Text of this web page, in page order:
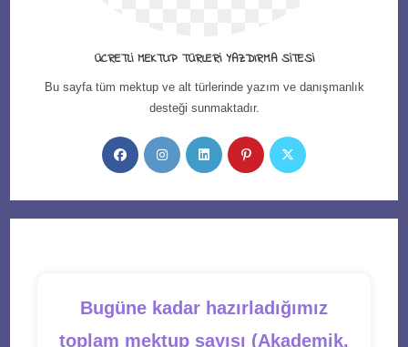
ÜCRETLI MEKTUP TÜRLERI YAZDIRMA SITESI
Bu sayfa tüm mektup ve alt türlerinde yazım ve danışmanlık
desteği sunmaktadır.
Opens
in
Opens
in
Opens
in
Opens
in
Opens
Bugüne kadar hazırladığımız
toplam mektup sayısı (Akademik,